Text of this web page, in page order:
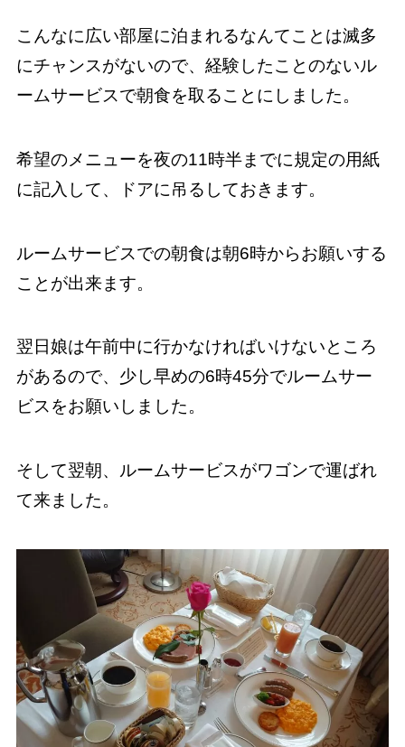
こんなに広い部屋に泊まれるなんてことは滅多
にチャンスがないので、経験したことのないル
ームサービスで朝食を取ることにしました。
希望のメニューを夜の11時半までに規定の用紙
に記入して、ドアに吊るしておきます。
ルームサービスでの朝食は朝6時からお願いする
ことが出来ます。
翌日娘は午前中に行かなければいけないところ
があるので、少し早めの6時45分でルームサー
ビスをお願いしました。
そして翌朝、ルームサービスがワゴンで運ばれ
て来ました。